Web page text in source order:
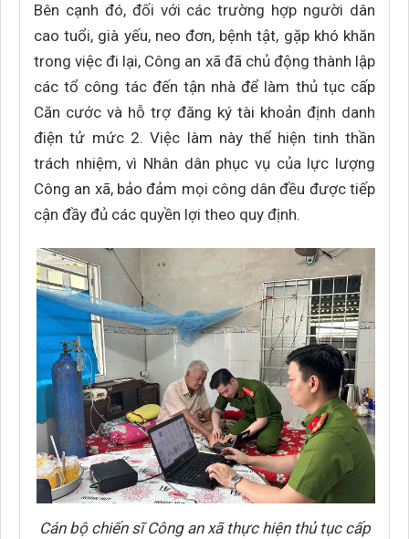
Bên cạnh đó, đối với các trường hợp người dân
cao tuổi, già yếu, neo đơn, bệnh tật, gặp khó khăn
trong việc đi lại, Công an xã đã chủ động thành lập
các tổ công tác đến tận nhà để làm thủ tục cấp
Căn cước và hỗ trợ đăng ký tài khoản định danh
điện tử mức 2. Việc làm này thể hiện tinh thần
trách nhiệm, vì Nhân dân phục vụ của lực lượng
Công an xã, bảo đảm mọi công dân đều được tiếp
cận đầy đủ các quyền lợi theo quy định.
Cán bộ chiến sĩ Công an xã thực hiện thủ tục cấp